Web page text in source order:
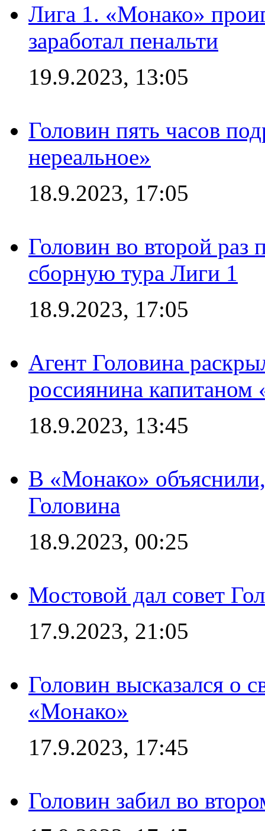
Лига 1. «Монако»
заработал пенальти
19.9.2023, 13:05
Головин пять часов
нереальное»
18.9.2023, 17:05
Головин во второй раз
сборную тура Лиги 1
18.9.2023, 17:05
Агент Головина
россиянина
18.9.2023, 13:45
В «Монако»
Головина
18.9.2023, 00:25
Мостовой дал совет
17.9.2023, 21:05
Головин высказался о
«Монако»
17.9.2023, 17:45
Головин забил во